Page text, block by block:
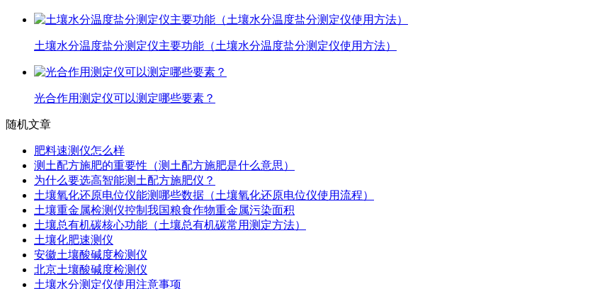
土壤水分温度盐分测定仪主要功能（土壤水分温度盐分测定仪使用方法）
光合作用测定仪可以测定哪些要素？
随机文章
肥料速测仪怎么样
测土配方施肥的重要性（测土配方施肥是什么意思）
为什么要选高智能测土配方施肥仪？
土壤氧化还原电位仪能测哪些数据（土壤氧化还原电位仪使用流程）
土壤重金属检测仪控制我国粮食作物重金属污染面积
土壤总有机碳核心功能（土壤总有机碳常用测定方法）
土壤化肥速测仪
安徽土壤酸碱度检测仪
北京土壤酸碱度检测仪
土壤水分测定仪使用注意事项